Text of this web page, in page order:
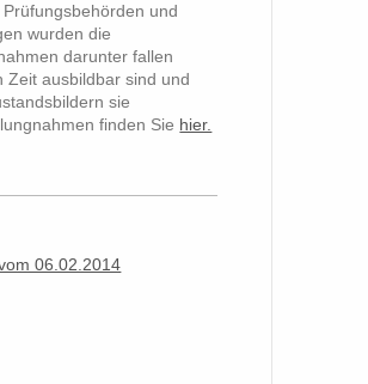
und
wurden die
darunter fallen
Zeit ausbildbar sind und
sie
finden Sie hier.
06.02.2014